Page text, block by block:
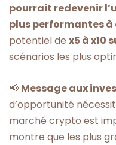
pourrait redevenir
plus performantes
potentiel de x5 à x10
scénarios les plus
📢 Message aux
d’opportunité
marché crypto est
montre que les plus